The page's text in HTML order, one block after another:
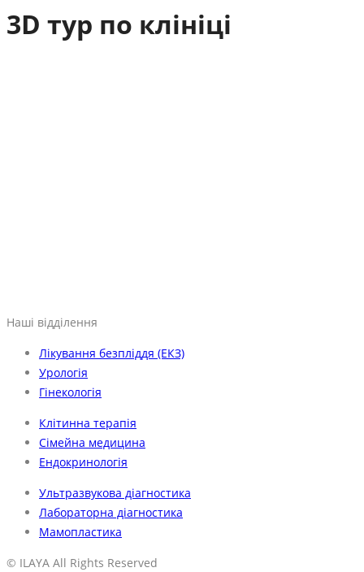
3D тур по клініці
Наші відділення
Лікування безпліддя (ЕКЗ)
Урологія
Гінекологія
Клітинна терапія
Сімейна медицина
Ендокринологія
Ультразвукова діагностика
Лабораторна діагностика
Мамопластика
© ILAYA All Rights Reserved